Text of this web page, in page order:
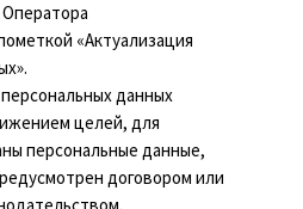
«Актуализация
данных
целей, для
персональные данные,
договором или